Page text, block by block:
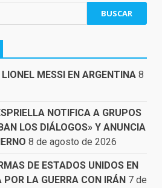
MESSI EN ARGENTINA 8
NOTIFICA A GRUPOS
LOS DIÁLOGOS» Y ANUNCIA
8 de agosto de 2026
DE ESTADOS UNIDOS EN
POR LA GUERRA CON IRÁN 7 de